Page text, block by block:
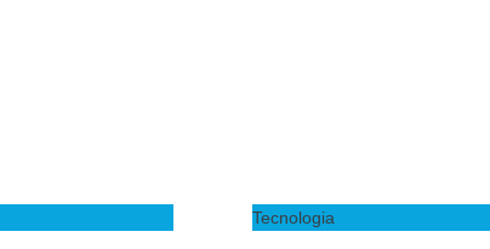
Tecnologia